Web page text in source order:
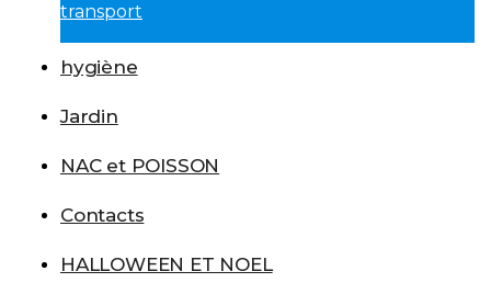
transport
hygiène
Jardin
NAC et POISSON
Contacts
HALLOWEEN ET NOEL